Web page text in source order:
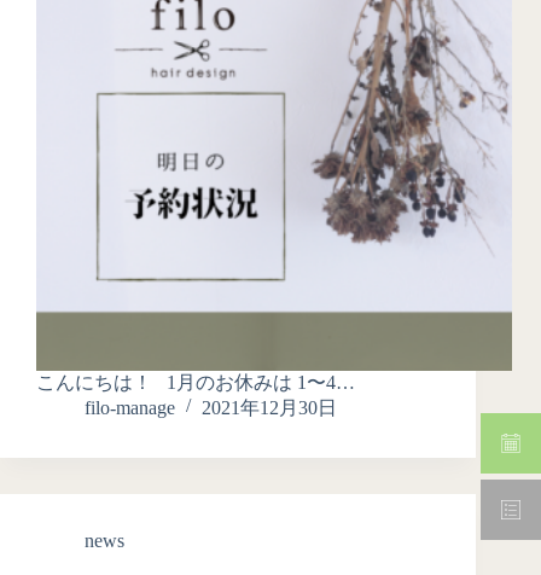
こんにちは！ 1月のお休みは 1〜4…
filo-manage
2021年12月30日
news